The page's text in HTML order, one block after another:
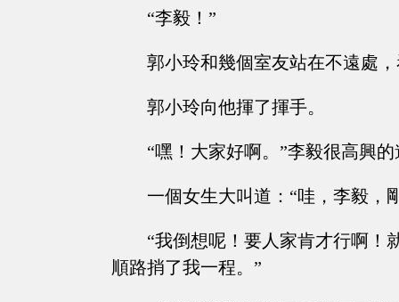
“李毅！”
郭小玲和幾個室友站在不遠處
郭小玲向他揮了揮手。
“嘿！大家好啊。”李毅很高興
一個女生大叫道：“哇，李毅，
“我倒想呢！要人家肯才行啊！
順路捎了我一程。”